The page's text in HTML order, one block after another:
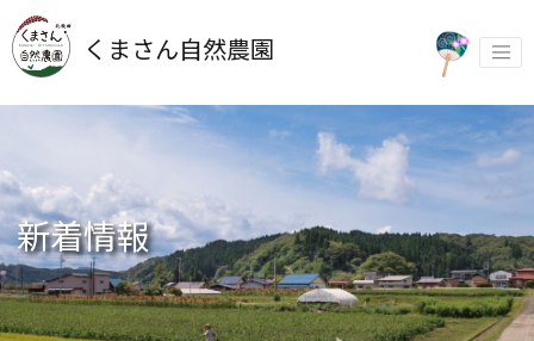
Skip
to
content
くまさん自然農園
新着情報